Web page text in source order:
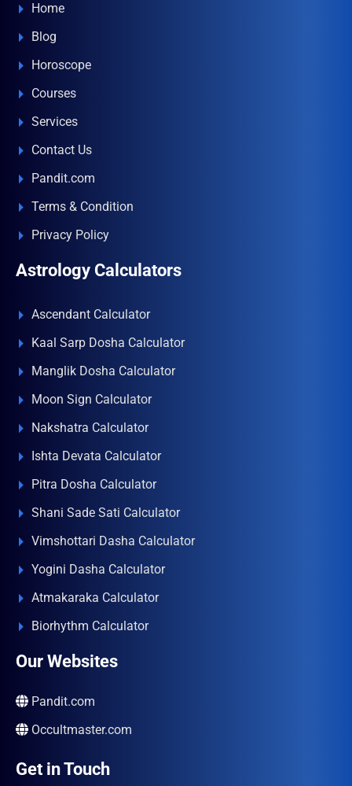
Home
Blog
Horoscope
Courses
Services
Contact Us
Pandit.com
Terms & Condition
Privacy Policy
Astrology Calculators
Ascendant Calculator
Kaal Sarp Dosha Calculator
Manglik Dosha Calculator
Moon Sign Calculator
Nakshatra Calculator
Ishta Devata Calculator
Pitra Dosha Calculator
Shani Sade Sati Calculator
Vimshottari Dasha Calculator
Yogini Dasha Calculator
Atmakaraka Calculator
Biorhythm Calculator
Our Websites
Pandit.com
Occultmaster.com
Get in Touch